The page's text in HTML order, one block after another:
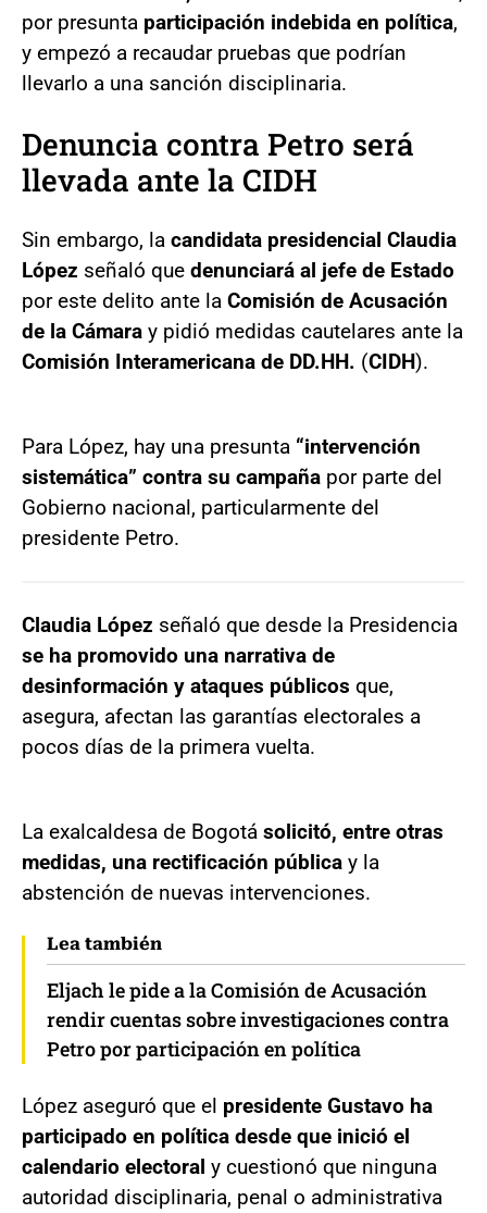
por presunta participación indebida en política,
y empezó a recaudar pruebas que podrían
llevarlo a una sanción disciplinaria.
Denuncia contra Petro será
llevada ante la CIDH
Sin embargo, la candidata presidencial Claudia
López señaló que denunciará al jefe de Estado
por este delito ante la Comisión de Acusación
de la Cámara y pidió medidas cautelares ante la
Comisión Interamericana de DD.HH. (CIDH).
Para López, hay una presunta “intervención
sistemática” contra su campaña por parte del
Gobierno nacional, particularmente del
presidente Petro.
Claudia López señaló que desde la Presidencia
se ha promovido una narrativa de
desinformación y ataques públicos que,
asegura, afectan las garantías electorales a
pocos días de la primera vuelta.
La exalcaldesa de Bogotá solicitó, entre otras
medidas, una rectificación pública y la
abstención de nuevas intervenciones.
Lea también
Eljach le pide a la Comisión de Acusación
rendir cuentas sobre investigaciones contra
Petro por participación en política
López aseguró que el presidente Gustavo ha
participado en política desde que inició el
calendario electoral y cuestionó que ninguna
autoridad disciplinaria, penal o administrativa